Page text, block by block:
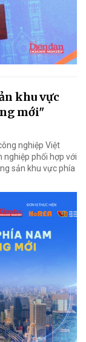
khu vực
mới"
nghiệp Việt
nghiệp phối hợp với
sản khu vực phía